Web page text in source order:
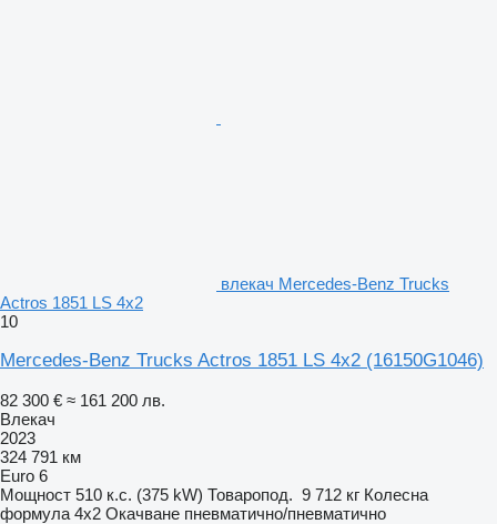
влекач Mercedes-Benz Trucks
Actros 1851 LS 4x2
10
Mercedes-Benz Trucks Actros 1851 LS 4x2 (16150G1046)
82 300 € ≈ 161 200 лв.
Влекач
2023
324 791 км
Euro 6
Мощност 510 к.с. (375 kW) Товаропод. 9 712 кг Колесна
формула 4x2 Окачване пневматично/пневматично